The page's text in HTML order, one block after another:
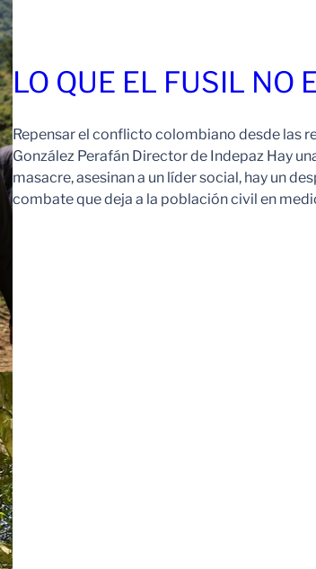
LO QUE EL FUSIL NO
Repensar el conflicto colombiano desde las
González Perafán Director de Indepaz Hay
masacre, asesinan a un líder social, hay un
combate que deja a la población civil en